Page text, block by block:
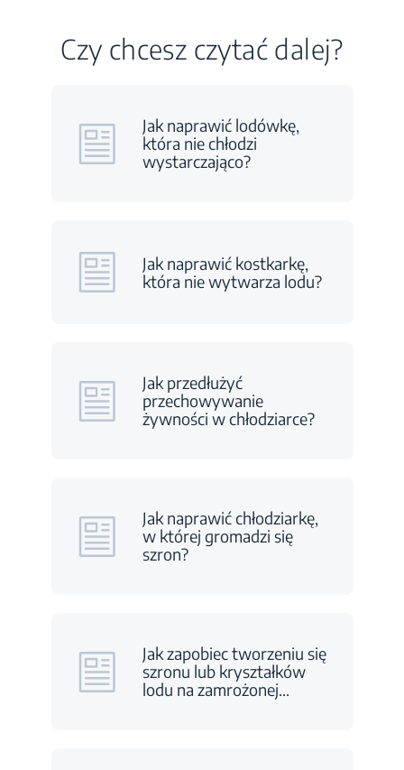
Czy chcesz czytać dalej?
Jak naprawić lodówkę,
która nie chłodzi
wystarczająco?
Jak naprawić kostkarkę,
która nie wytwarza lodu?
Jak przedłużyć
przechowywanie
żywności w chłodziarce?
Jak naprawić chłodziarkę,
w której gromadzi się
szron?
Jak zapobiec tworzeniu się
szronu lub kryształków
lodu na zamrożonej…